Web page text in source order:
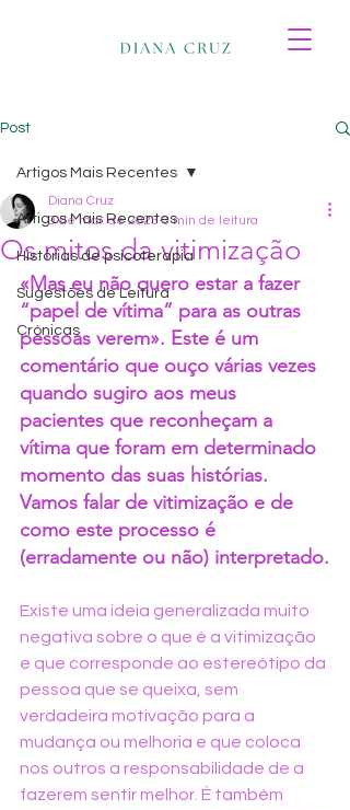
Post
Artigos Mais Recentes
Histórias de psicoterapia
Sugestões de Leitura
Crónicas
Artigos Mais Recentes
Os mitos da vitimização
Diana Cruz
9 de mai. de 2023 3 min de leitura
«Mas eu não quero estar a fazer
“papel de vítima” para as outras
pessoas verem». Este é um
comentário que ouço várias vezes
quando sugiro aos meus
pacientes que reconheçam a
vítima que foram em determinado
momento das suas histórias.
Vamos falar de vitimização e de
como este processo é
(erradamente ou não) interpretado.
Existe uma ideia generalizada muito
negativa sobre o que é a vitimização
e que corresponde ao estereótipo da
pessoa que se queixa, sem
verdadeira motivação para a
mudança ou melhoria e que coloca
nos outros a responsabilidade de a
fazerem sentir melhor. É também